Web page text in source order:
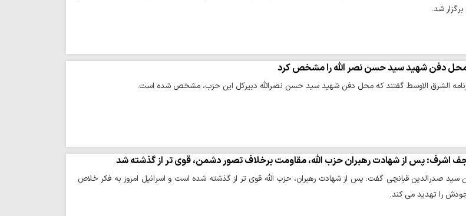
شد.
محل دفن شهید سید حسن نصر الله را مشخص کرد
الشرق الاوسط گفتند که محل دفن شهید سید حسن نصرالله دبیرکل این حزب، مشخص شده است.
اشرف: پس از شهادت رهبران حزب الله، مقاومت برخلاف تصور دشمن، قوی تر از گذشته شد
سید صدرالدین قبانچی گفت: پس از شهادت رهبران، حزب الله قوی تر از گذشته شده است و اسرائیل امروز به فکر خلاص
را تهدید می کند.